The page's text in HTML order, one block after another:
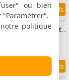
Appartement Acceptant Les Animaux Domestiques À
ou bien
"Paramétrer".
politique